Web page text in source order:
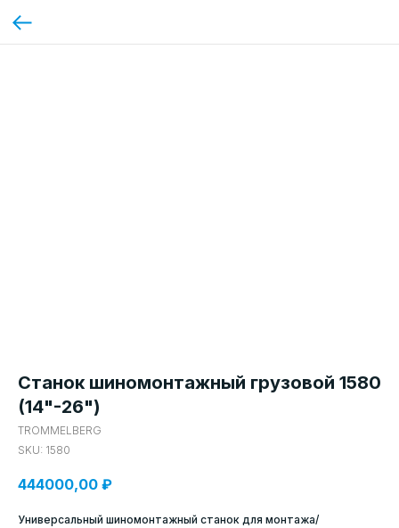
Станок шиномонтажный грузовой 1580
(14"-26")
TROMMELBERG
SKU: 1580
444000,00 ₽
Универсальный шиномонтажный станок для монтажа/